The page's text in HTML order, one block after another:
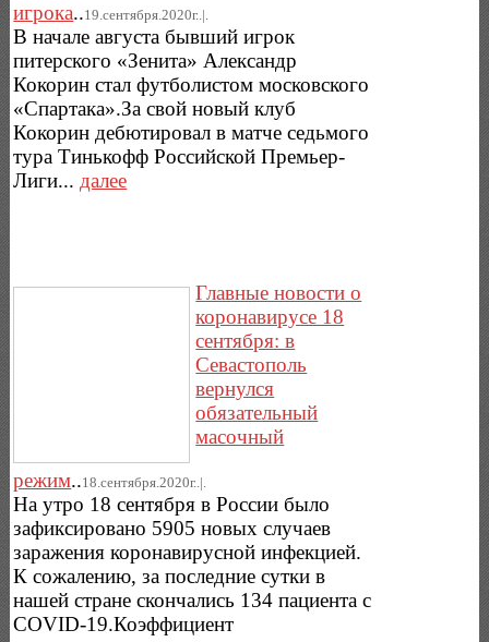
игрока..19.сентября.2020г..|.
В начале августа бывший игрок
питерского «Зенита» Александр
Кокорин стал футболистом московского
«Спартака».За свой новый клуб
Кокорин дебютировал в матче седьмого
тура Тинькофф Российской Премьер-
Лиги... далее
Главные новости о
коронавирусе 18
сентября: в
Севастополь
вернулся
обязательный
масочный
режим..18.сентября.2020г..|.
На утро 18 сентября в России было
зафиксировано 5905 новых случаев
заражения коронавирусной инфекцией.
К сожалению, за последние сутки в
нашей стране скончались 134 пациента с
COVID-19.Коэффициент